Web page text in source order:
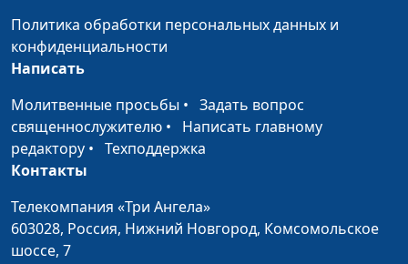
Акция памяти
освободителей мира от
нацизма
Валерий Малышев
Христианское
образование:
особенности и
преимущества
Валерий Малышев,
Елена Смирнова,
Распад Советского
Политика обработки персональных данных и
конфиденциальности
Написать
Молитвенные просьбы • Задать вопрос
священнослужителю • Написать главному
редактору • Техподдержка
Контакты
Телекомпания «Три Ангела»
603028, Россия, Нижний Новгород, Комсомольское
шоссе, 7